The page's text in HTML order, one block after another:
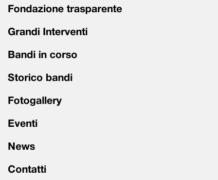
Fondazione trasparente
Grandi Interventi
Bandi in corso
Storico bandi
Fotogallery
Eventi
News
Contatti